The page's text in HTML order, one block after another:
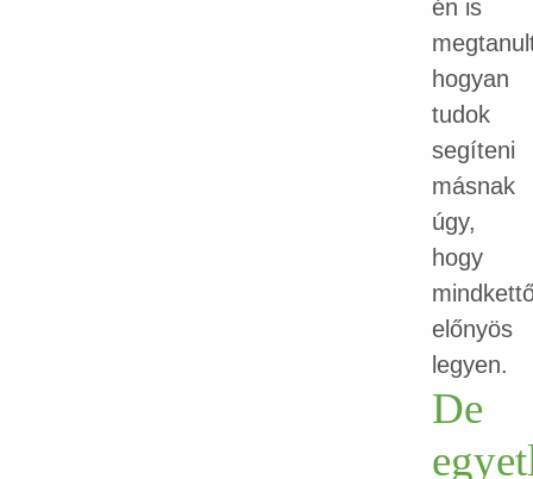
én is
hogyan
tudok
segíteni
másnak
úgy,
hogy
előnyös
legyen.
De